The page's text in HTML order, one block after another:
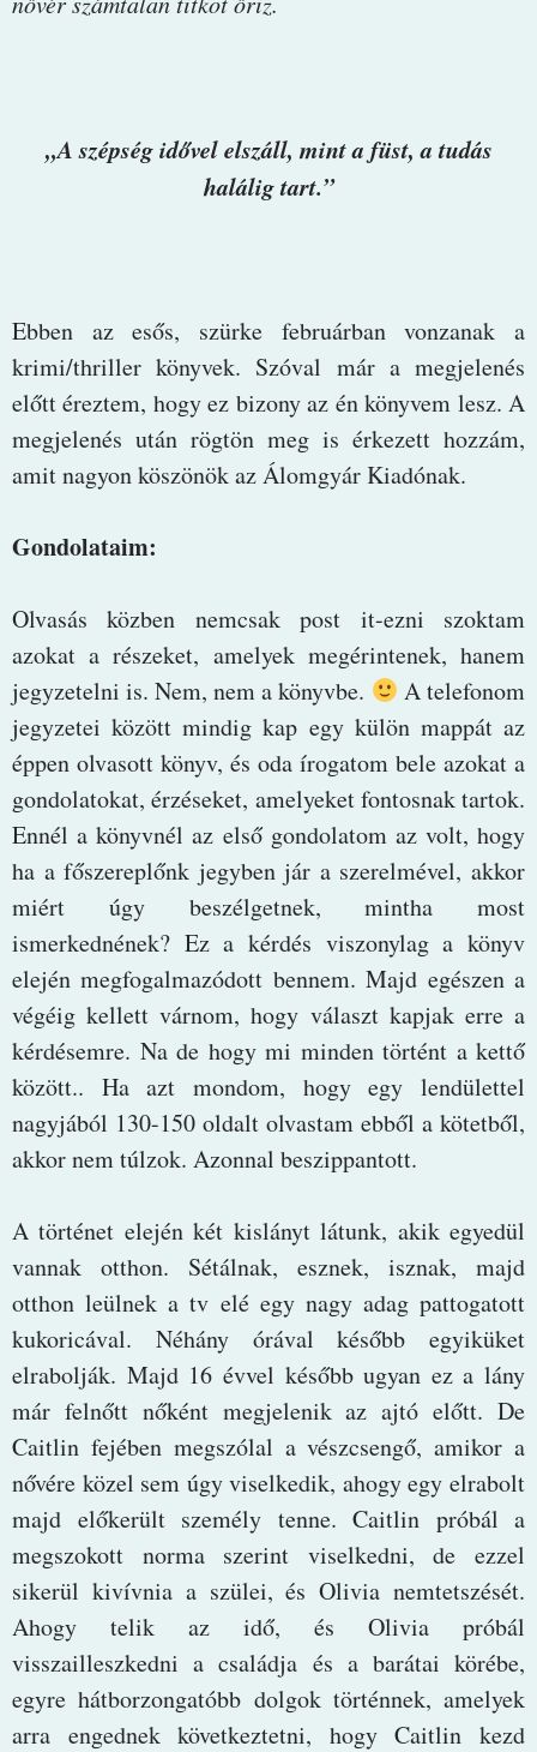
„A szépség idővel elszáll, mint a füst, a tudás
halálig tart.”
Ebben az esős, szürke februárban vonzanak a
krimi/thriller könyvek. Szóval már a megjelenés
előtt éreztem, hogy ez bizony az én könyvem lesz. A
megjelenés után rögtön meg is érkezett hozzám,
amit nagyon köszönök az Álomgyár Kiadónak.
Gondolataim:
Olvasás közben nemcsak post it-ezni szoktam
azokat a részeket, amelyek megérintenek, hanem
jegyzetelni is. Nem, nem a könyvbe.
A telefonom
jegyzetei között mindig kap egy külön mappát az
éppen olvasott könyv, és oda írogatom bele azokat a
gondolatokat, érzéseket, amelyeket fontosnak tartok.
Ennél a könyvnél az első gondolatom az volt, hogy
ha a főszereplőnk jegyben jár a szerelmével, akkor
miért úgy beszélgetnek, mintha most
ismerkednének? Ez a kérdés viszonylag a könyv
elején megfogalmazódott bennem. Majd egészen a
végéig kellett várnom, hogy választ kapjak erre a
kérdésemre. Na de hogy mi minden történt a kettő
között.. Ha azt mondom, hogy egy lendülettel
nagyjából 130-150 oldalt olvastam ebből a kötetből,
akkor nem túlzok. Azonnal beszippantott.
A történet elején két kislányt látunk, akik egyedül
vannak otthon. Sétálnak, esznek, isznak, majd
otthon leülnek a tv elé egy nagy adag pattogatott
kukoricával. Néhány órával később egyiküket
elrabolják. Majd 16 évvel később ugyan ez a lány
már felnőtt nőként megjelenik az ajtó előtt. De
Caitlin fejében megszólal a vészcsengő, amikor a
nővére közel sem úgy viselkedik, ahogy egy elrabolt
majd előkerült személy tenne. Caitlin próbál a
megszokott norma szerint viselkedni, de ezzel
sikerül kivívnia a szülei, és Olivia nemtetszését.
Ahogy telik az idő, és Olivia próbál
visszailleszkedni a családja és a barátai körébe,
egyre hátborzongatóbb dolgok történnek, amelyek
arra engednek következtetni, hogy Caitlin kezd